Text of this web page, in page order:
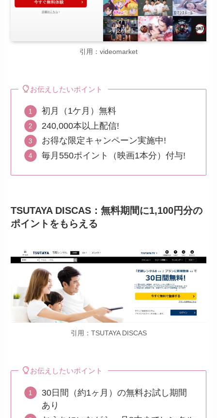
引用：videomarket
お伝えしたいポイント
初月（1ケ月）無料
240,000本以上配信!
お得な限定キャンペーン実施中!
毎月550ポイント（映画1本分）付与!
TSUTAYA DISCAS：無料期間に1,100円分の
ポイントをもらえる
引用：TSUTAYA DISCAS
お伝えしたいポイント
30日間（約1ヶ月）の無料お試し期間
あり